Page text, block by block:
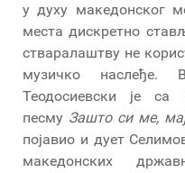
у духу македонског
места дискретно
стваралаштву не
музичко наслеђе.
Теодосиевски је
песму Зашто си ме,
појавио и дует
македонских